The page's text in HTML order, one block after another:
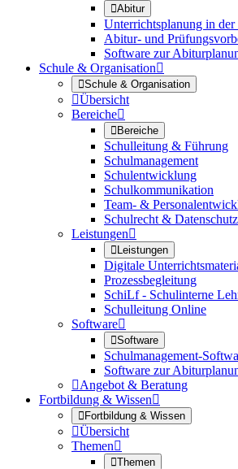
Abitur
Unterrichtsplanung in der
Abitur- und
Software zur
Schule & Organisation
Schule & Organisation
Übersicht
Bereiche
Bereiche
Schulleitung & Führung
Schulmanagement
Schulentwicklung
Schulkommunikation
Team- &
Schulrecht & Datenschutz
Leistungen
Leistungen
Digitale
Prozessbegleitung
SchiLf - Schulinterne
Schulleitung Online
Software
Software
Schulmanagement-
Software zur
Angebot & Beratung
Fortbildung & Wissen
Fortbildung & Wissen
Übersicht
Themen
Themen